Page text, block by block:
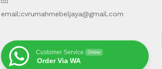
email:cvrumahmebeljaya@gmail.com
Customer Service Online
Order Via WA